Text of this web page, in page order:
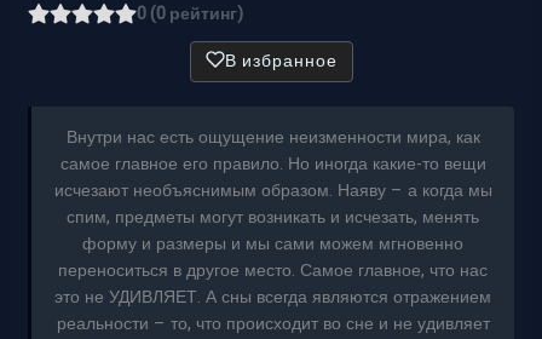
0 (0 рейтинг)
В избранное
Внутри нас есть ощущение неизменности мира, как
самое главное его правило. Но иногда какие-то вещи
исчезают необъяснимым образом. Наяву – а когда мы
спим, предметы могут возникать и исчезать, менять
форму и размеры и мы сами можем мгновенно
переноситься в другое место. Самое главное, что нас
это не УДИВЛЯЕТ. А сны всегда являются отражением
реальности – то, что происходит во сне и не удивляет